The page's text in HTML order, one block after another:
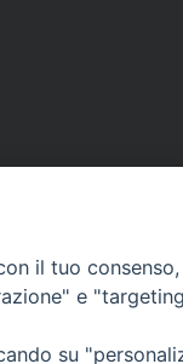
26/05/2017
il tuo
e
su